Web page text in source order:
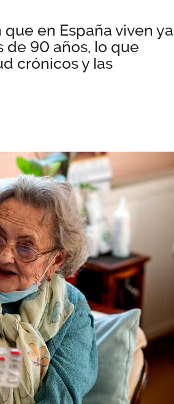
en España viven ya
90 años, lo que
crónicos y las